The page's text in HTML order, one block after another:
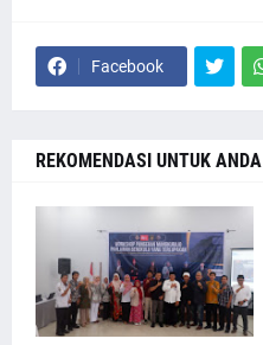
Facebook
REKOMENDASI UNTUK ANDA